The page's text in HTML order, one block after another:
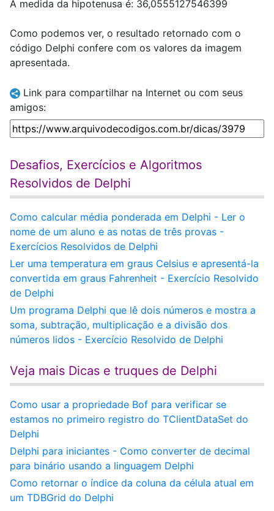
A medida da hipotenusa é: 36,0555127546399
Como podemos ver, o resultado retornado com o
código Delphi confere com os valores da imagem
apresentada.
Link para compartilhar na Internet ou com seus
amigos:
Desafios, Exercícios e Algoritmos
Resolvidos de Delphi
Como calcular média ponderada em Delphi - Ler o
nome de um aluno e as notas de três provas -
Exercícios Resolvidos de Delphi
Ler uma temperatura em graus Celsius e apresentá-la
convertida em graus Fahrenheit - Exercício Resolvido
de Delphi
Um programa Delphi que lê dois números e mostra a
soma, subtração, multiplicação e a divisão dos
números lidos - Exercício Resolvido de Delphi
Veja mais Dicas e truques de Delphi
Como usar a propriedade Bof para verificar se
estamos no primeiro registro do TClientDataSet do
Delphi
Delphi para iniciantes - Como converter de decimal
para binário usando a linguagem Delphi
Como retornar o índice da coluna da célula atual em
um TDBGrid do Delphi